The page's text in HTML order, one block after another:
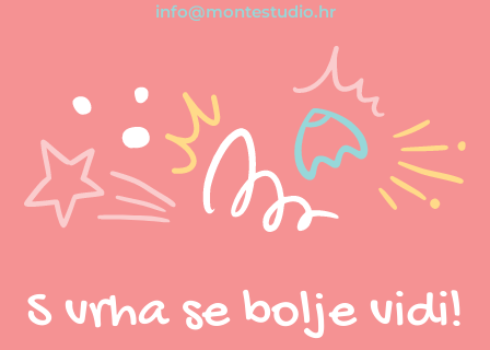
info@montestudio.hr
S vrha se bolje vidi!